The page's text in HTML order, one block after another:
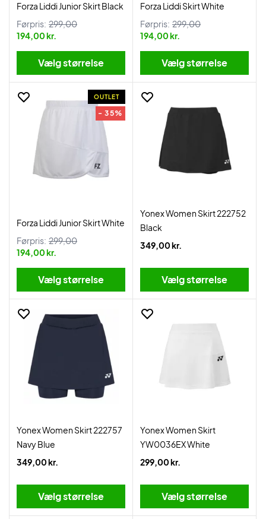
Forza Liddi Junior Skirt Black
Førpris: 299,00
194,00 kr.
Vælg størrelse
Forza Liddi Skirt White
Førpris: 299,00
194,00 kr.
Vælg størrelse
OUTLET
- 35%
Forza Liddi Junior Skirt White
Førpris: 299,00
194,00 kr.
Vælg størrelse
Yonex Women Skirt 222752
Black
349,00 kr.
Vælg størrelse
Yonex Women Skirt 222757
Navy Blue
349,00 kr.
Vælg størrelse
Yonex Women Skirt
YW0036EX White
299,00 kr.
Vælg størrelse